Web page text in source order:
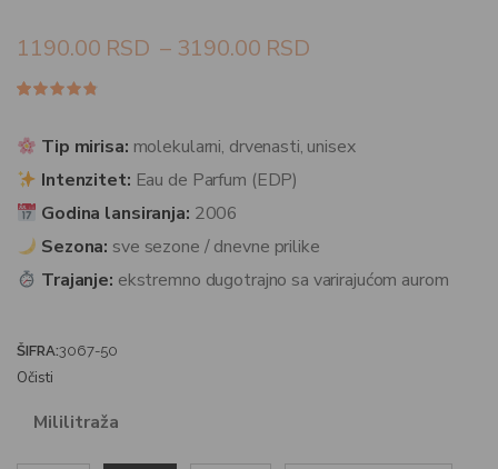
1190.00 RSD – 3190.00 RSD
5 na
osnovu
kupaca
Tip mirisa: molekularni, drvenasti, unisex
Intenzitet: Eau de Parfum (EDP)
Godina lansiranja: 2006
Sezona: sve sezone / dnevne prilike
Trajanje: ekstremno dugotrajno sa varirajućom aurom
ŠIFRA:3067-50
Mililitraža
Očisti